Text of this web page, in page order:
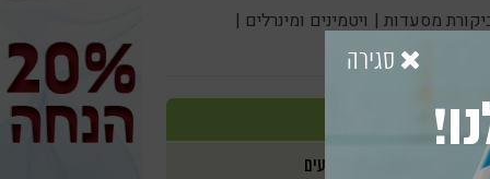
מסעדות | ויטמינים ומינרלים |
אירועים
סגירה